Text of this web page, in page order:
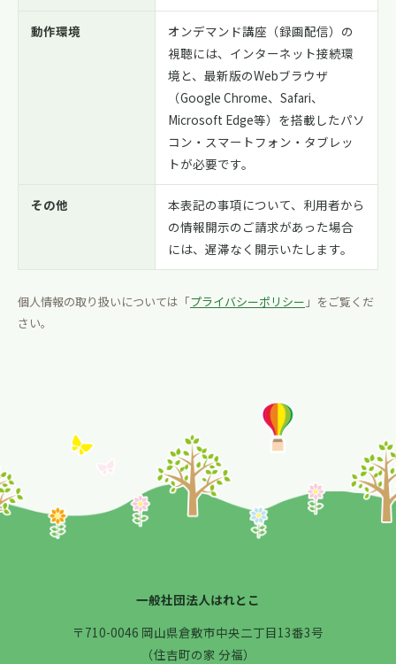
動作環境
オンデマンド講座（録画配信）の
視聴には、インターネット接続環
境と、最新版のWebブラウザ
（Google Chrome、Safari、
Microsoft Edge等）を搭載したパソ
コン・スマートフォン・タブレッ
トが必要です。
その他
本表記の事項について、利用者から
の情報開示のご請求があった場合
には、遅滞なく開示いたします。
個人情報の取り扱いについては「プライバシーポリシー 」をご覧くだ
さい。
一般社団法人はれとこ
〒710-0046 岡山県倉敷市中央二丁目13番3号
（住吉町の家 分福）